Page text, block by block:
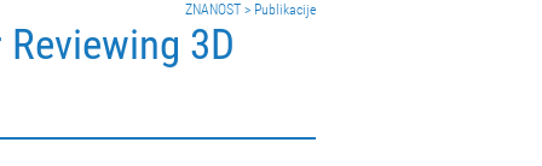
ZNANOST > Publikacije
3D